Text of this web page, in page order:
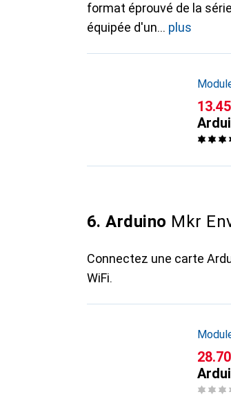
format éprouvé de la
équipée d'un
plus
CHF
13.45
6. Arduino Mkr
Connectez une carte
WiFi.
CHF
28.70